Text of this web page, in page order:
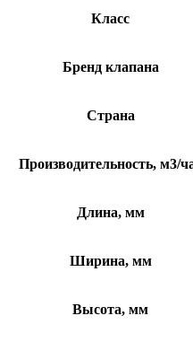
Класс
Бренд клапана
Страна
Производительность, м3/
Длина, мм
Ширина, мм
Высота, мм